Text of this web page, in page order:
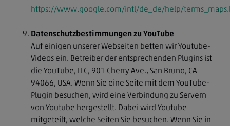
https://www.google.com/intl/de_de/help/
Datenschutzbestimmungen zu YouTube
Auf einigen unserer Webseiten betten wir Youtube-
Videos ein. Betreiber der entsprechenden Plugins ist
die YouTube, LLC, 901 Cherry Ave., San Bruno, CA
94066, USA. Wenn Sie eine Seite mit dem YouTube-
Plugin besuchen, wird eine Verbindung zu Servern
von Youtube hergestellt. Dabei wird Youtube
mitgeteilt, welche Seiten Sie besuchen. Wenn Sie in